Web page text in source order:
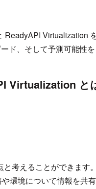
Virtualization
ド、そして予測可能性を
Virtualization と
考えることができます
環境について情報を共